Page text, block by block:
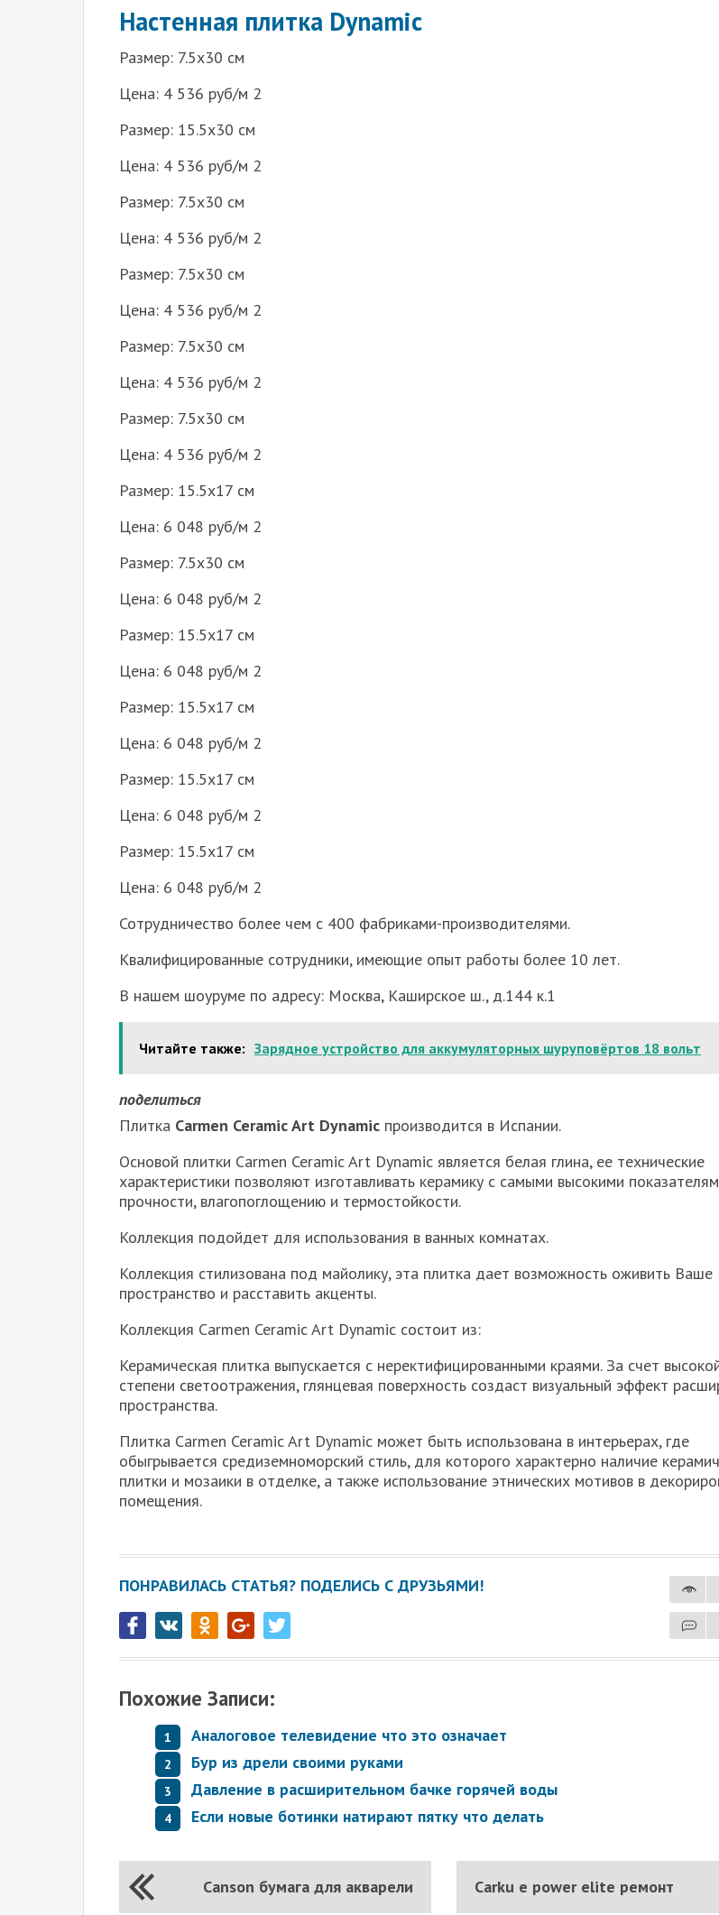
Настенная плитка Dynamic
Размер: 7.5х30 см
Цена: 4 536 руб/м 2
Размер: 15.5х30 см
Цена: 4 536 руб/м 2
Размер: 7.5х30 см
Цена: 4 536 руб/м 2
Размер: 7.5х30 см
Цена: 4 536 руб/м 2
Размер: 7.5х30 см
Цена: 4 536 руб/м 2
Размер: 7.5х30 см
Цена: 4 536 руб/м 2
Размер: 15.5х17 см
Цена: 6 048 руб/м 2
Размер: 7.5х30 см
Цена: 6 048 руб/м 2
Размер: 15.5х17 см
Цена: 6 048 руб/м 2
Размер: 15.5х17 см
Цена: 6 048 руб/м 2
Размер: 15.5х17 см
Цена: 6 048 руб/м 2
Размер: 15.5х17 см
Цена: 6 048 руб/м 2
Сотрудничество более чем с 400 фабриками-производителями.
Квалифицированные сотрудники, имеющие опыт работы более 10 лет.
В нашем шоуруме по адресу: Москва, Каширское ш., д.144 к.1
Читайте также: Зарядное устройство для аккумуляторных шуруповёртов 18 вольт
поделиться
Плитка Carmen Ceramic Art Dynamic производится в Испании.
Основой плитки Carmen Ceramic Art Dynamic является белая глина, ее технические
характеристики позволяют изготавливать керамику с самыми высокими
прочности, влагопоглощению и термостойкости.
Коллекция подойдет для использования в ванных комнатах.
Коллекция стилизована под майолику, эта плитка дает возможность оживить Ваше
пространство и расставить акценты.
Коллекция Carmen Ceramic Art Dynamic состоит из:
Керамическая плитка выпускается с неректифицированными краями. За счет
степени светоотражения, глянцевая поверхность создаст визуальный эффект
пространства.
Плитка Carmen Ceramic Art Dynamic может быть использована в интерьерах, где
обыгрывается средиземноморский стиль, для которого характерно наличие
плитки и мозаики в отделке, а также использование этнических мотивов в
помещения.
ПОНРАВИЛАСЬ СТАТЬЯ? ПОДЕЛИСЬ С ДРУЗЬЯМИ!
Похожие Записи:
Аналоговое телевидение что это означает
Бур из дрели своими руками
Давление в расширительном бачке горячей воды
Если новые ботинки натирают пятку что делать
Carku e power elite ремонт
Canson бумага для акварели